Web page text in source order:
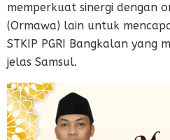
memperkuat sinergi dengan
(Ormawa) lain untuk
STKIP PGRI Bangkalan yang
jelas Samsul.